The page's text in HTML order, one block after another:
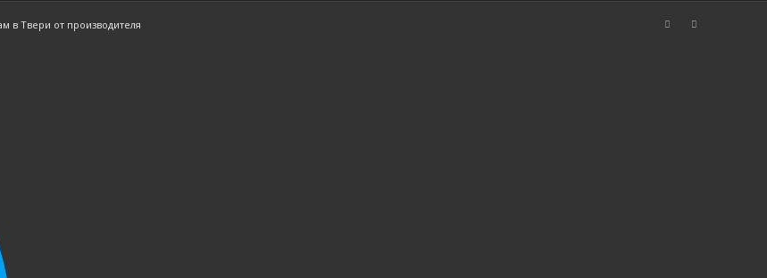
в Твери от производителя